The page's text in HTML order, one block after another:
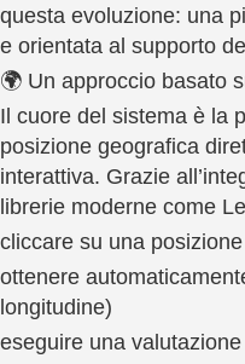
questa evoluzione: una
e orientata al supporto
🌍 Un approccio basato
Il cuore del sistema è la
posizione geografica
interattiva. Grazie
librerie moderne come
cliccare su una
ottenere
longitudine)
eseguire una